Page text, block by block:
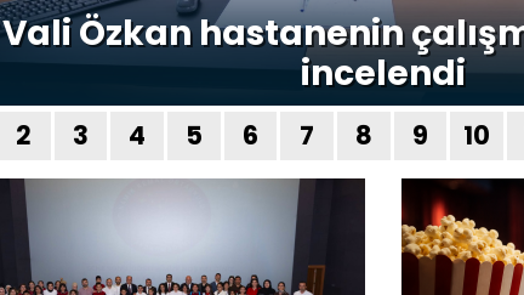
Vali Özkan hastanenin
incelendi
2 3 4 5 6 7 8 9 10